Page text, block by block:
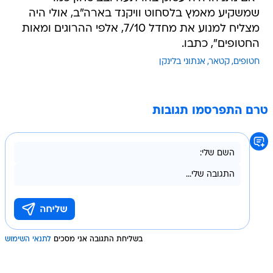
שמשקיע מאמץ בלסחוט וויקנד בארה"ב, אולי היה
מצליח למנוע את מחדל 7/10, אלפי ההרוגים ומאות
החטופים", כתבו.
חטופים קטאר אנתוני בלינקן
טרם התפרסמו תגובות
בשליחת התגובה אני מסכים לתנאי השימוש